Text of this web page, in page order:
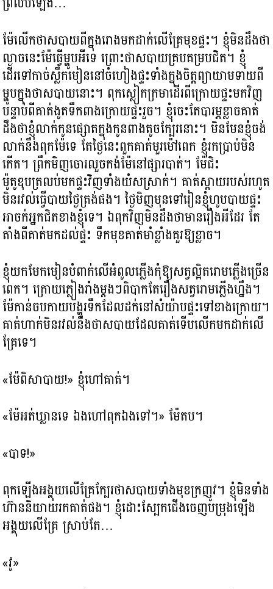
ម៉ែលើកថាសបាយពីក្នុងរោងមកដាក់លើគ្រែមុខផ្ទះ។ ខ្ញុំមិនដឹងថា
ល្ងាចនេះម៉ែធ្វើម្ហូបអីទេ ព្រោះថាសបាយគ្របគម្របជិត។ ខ្ញុំ
ដើរទៅកាច់ស្លឹកមៀននៅចំហៀងផ្ទះទាំងក្នុងចិត្តព្យាយាមទាយពី
ម្ហូបក្នុងថាសបាយនោះ។ ពុកស្លៀកក្រមាដើរពីក្រោយផ្ទះមកវិញ
បន្ទាប់ពីគាត់ងូតទឹកពាងក្រោយផ្ទះរួច។​ ខ្ញុំចេះតែបារម្ភខ្លាចគាត់
ដឹងថាខ្ញុំលាក់កូនផ្សោតក្នុងកូនពាងតូចក្បែរនោះ។ មិនមែនខ្ញុំចង់
លាក់នឹងពុកម៉ែទេ តែថ្ងៃនេះពួកគាត់មួរម៉ៅពេក ខ្ញុំរកប្រាប់មិន
កើត។ ព្រឹកមិញចោរលួចកង់ម៉ែនៅផ្សារបាត់។ ម៉ែជិះ
ម៉ូតូឌុបត្រលប់មកផ្ទះវិញទាំងយំសស្រាក់។ គាត់ស្តាយរបស់រហូត
មិនរវល់ធ្វើបាយថ្ងៃត្រង់ផង។ ថ្ងៃមិញមុនទៅរៀនខ្ញុំហូបបាយផ្ទះ
អាចក់អ្នកជិតខាងខ្ញុំទេ។ ឯពុកវិញមិនដឹងថាមានរឿងអីដែរ តែ
តាំងពីគាត់មកដល់ផ្ទះ ទឹកមុខគាត់មាំខ្លាំងគួរឱ្យខ្លាច។
ខ្ញុំយកមែកមៀនបំពាក់លើអំពូលភ្លើងកុំឱ្យសត្វល្អិតរោមភ្លើងច្រើន
ពេក។ ក្រោយភ្លៀងរាំងម្តងៗពិបាកតែរឿងសត្វរោមភ្លើងហ្នឹង។
ម៉ែកាន់ចបកាយបង្ហូរទឹកដែលដក់នៅសំយ៉ាបផ្ទះទៅខាងក្រោយ។
គាត់ហាក់មិនរវល់នឹងថាសបាយដែលគាត់ទើបលើកមកដាក់លើ
គ្រែទេ។
«ម៉ែពិសាបាយ!» ខ្ញុំហៅគាត់។
«ម៉ែអត់ឃ្លានទេ ឯងហៅពុកឯងទៅ។» ម៉ែតប។
«បាទ!»
ពុកឡើងអង្គុយលើគ្រែក្បែរថាសបាយទាំងមុខក្រញូវ។ ខ្ញុំមិនទាំង
ហ៊ាននិយាយរកគាត់ផង។ ខ្ញុំដោះស្បែកជើងចេញបម្រុងឡើង
អង្គុយលើគ្រែ ស្រាប់តែ…
«វូ»